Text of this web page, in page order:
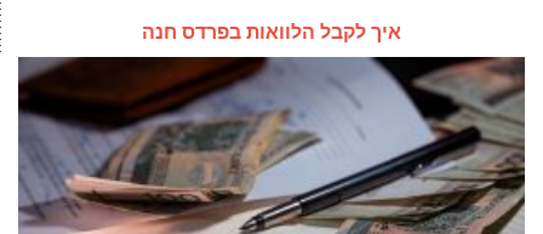
איך לקבל הלוואות בפרדס חנה